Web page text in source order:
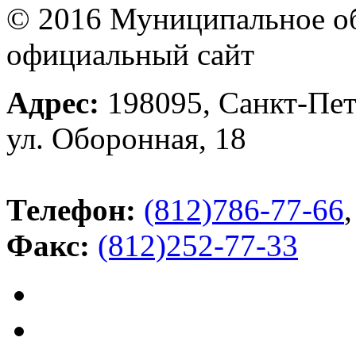
© 2016 Муниципальное
официальный сайт
Адрес: 198095, Санкт-
ул. Оборонная, 18
Телефон: (812)786-77-66,
Факс: (812)252-77-33